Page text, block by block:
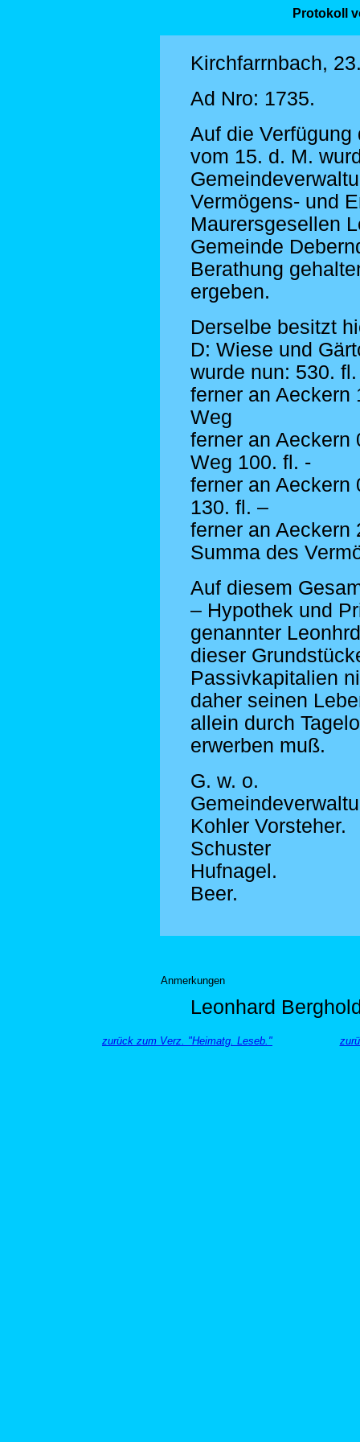
Protokoll
Kirchfarrnbach,
Ad Nro: 1735.
Auf die
vom 15. d. M.
Vermögens- und
Maurersgesellen
Gemeinde
Berathung
ergeben.
Derselbe besitzt
D: Wiese und
wurde nun: 530.
ferner an Aeckern
Weg
ferner an Aeckern
Weg 100. fl. -
ferner an Aeckern
130. fl. –
ferner an Aeckern
Summa des
Auf diesem
– Hypothek und
genannter
dieser
Passivkapitalien
daher seinen
allein durch
erwerben muß.
G. w. o.
Kohler Vorsteher.
Schuster
Hufnagel.
Beer.
Anmerkungen
Leonhard
zurück zum Verz. "Heimatg. Leseb."